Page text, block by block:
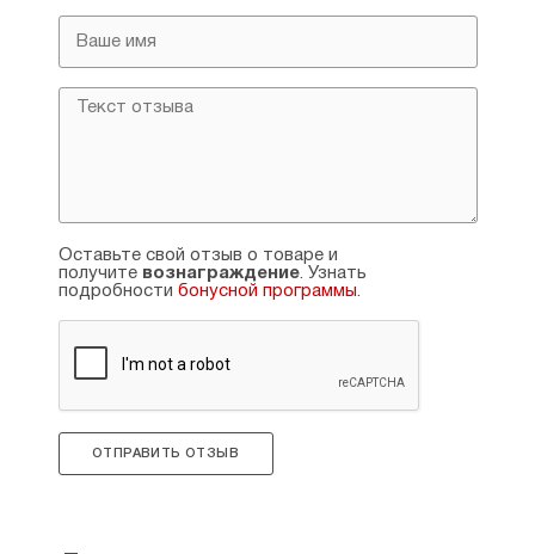
Оставьте свой отзыв о товаре и
получите вознаграждение. Узнать
подробности бонусной программы.
ОТПРАВИТЬ ОТЗЫВ